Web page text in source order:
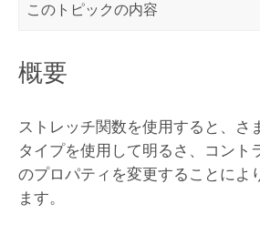
このトピックの内容
概要
ストレッチ関数を使用すると、さ
タイプを使用して明るさ、コント
のプロパティを変更することによ
ます。